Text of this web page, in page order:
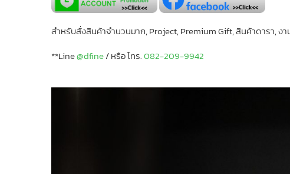
สำหรับสั่งสินค้าจำนวนมาก, Project, Premium Gift, สินค้าดารา, ง
**Line@dfine/ หรือ โทร.082-209-9942